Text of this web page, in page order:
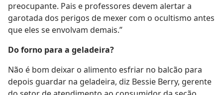
preocupante. Pais e professores devem alertar a
garotada dos perigos de mexer com o ocultismo antes
que eles se envolvam demais.”
Do forno para a geladeira?
Não é bom deixar o alimento esfriar no balcão para
depois guardar na geladeira, diz Bessie Berry, gerente